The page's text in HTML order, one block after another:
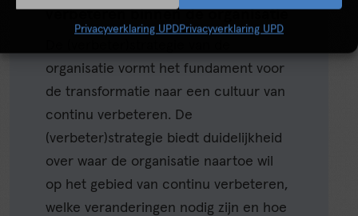
Privacyverklaring UPDPrivacyverklaring UPD
verbeteren binnen de organisatie
organisatie vormt het fundament voor
de transformatie naar een cultuur van
continu verbeteren. De
(verbeter)strategie biedt duidelijkheid
over waar de organisatie naartoe wil
op het gebied van continu verbeteren,
welke veranderingen nodig zijn en hoe